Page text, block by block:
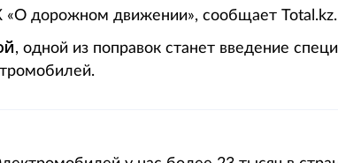
дорожном движении», сообщает Total.kz.
, одной из поправок станет введение